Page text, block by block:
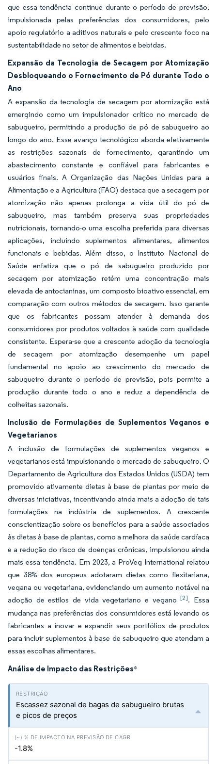
que essa tendência continue durante o período de previsão,
impulsionada pelas preferências dos consumidores, pelo
apoio regulatório a aditivos naturais e pelo crescente foco na
sustentabilidade no setor de alimentos e bebidas.
Expansão da Tecnologia de Secagem por Atomização
Desbloqueando o Fornecimento de Pó durante Todo o
Ano
A expansão da tecnologia de secagem por atomização está
emergindo como um impulsionador crítico no mercado de
sabugueiro, permitindo a produção de pó de sabugueiro ao
longo do ano. Esse avanço tecnológico aborda efetivamente
as restrições sazonais de fornecimento, garantindo um
abastecimento constante e confiável para fabricantes e
usuários finais. A Organização das Nações Unidas para a
Alimentação e a Agricultura (FAO) destaca que a secagem por
atomização não apenas prolonga a vida útil do pó de
sabugueiro, mas também preserva suas propriedades
nutricionais, tornando-o uma escolha preferida para diversas
aplicações, incluindo suplementos alimentares, alimentos
funcionais e bebidas. Além disso, o Instituto Nacional de
Saúde enfatiza que o pó de sabugueiro produzido por
secagem por atomização retém uma concentração mais
elevada de antocianinas, um composto bioativo essencial, em
comparação com outros métodos de secagem. Isso garante
que os fabricantes possam atender à demanda dos
consumidores por produtos voltados à saúde com qualidade
consistente. Espera-se que a crescente adoção da tecnologia
de secagem por atomização desempenhe um papel
fundamental no apoio ao crescimento do mercado de
sabugueiro durante o período de previsão, pois permite a
produção durante todo o ano e reduz a dependência de
colheitas sazonais.
Inclusão de Formulações de Suplementos Veganos e
Vegetarianos
A inclusão de formulações de suplementos veganos e
vegetarianos está impulsionando o mercado de sabugueiro. O
Departamento de Agricultura dos Estados Unidos (USDA) tem
promovido ativamente dietas à base de plantas por meio de
diversas iniciativas, incentivando ainda mais a adoção de tais
formulações na indústria de suplementos. A crescente
conscientização sobre os benefícios para a saúde associados
às dietas à base de plantas, como a melhora da saúde cardíaca
e a redução do risco de doenças crônicas, impulsionou ainda
mais essa tendência. Em 2023, a ProVeg International relatou
que 38% dos europeus adotaram dietas como flexitariana,
vegana ou vegetariana, evidenciando um aumento notável na
adoção de estilos de vida vegetariano e vegano[2]. Essa
mudança nas preferências dos consumidores está levando os
fabricantes a inovar e expandir seus portfólios de produtos
para incluir suplementos à base de sabugueiro que atendam a
essas escolhas alimentares.
Análise de Impacto das Restrições*
Escassez sazonal de bagas de sabugueiro brutas
e picos de preços
-1.8%